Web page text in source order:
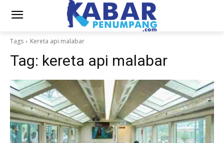
Tags Kereta api malabar
Tag: kereta api malabar